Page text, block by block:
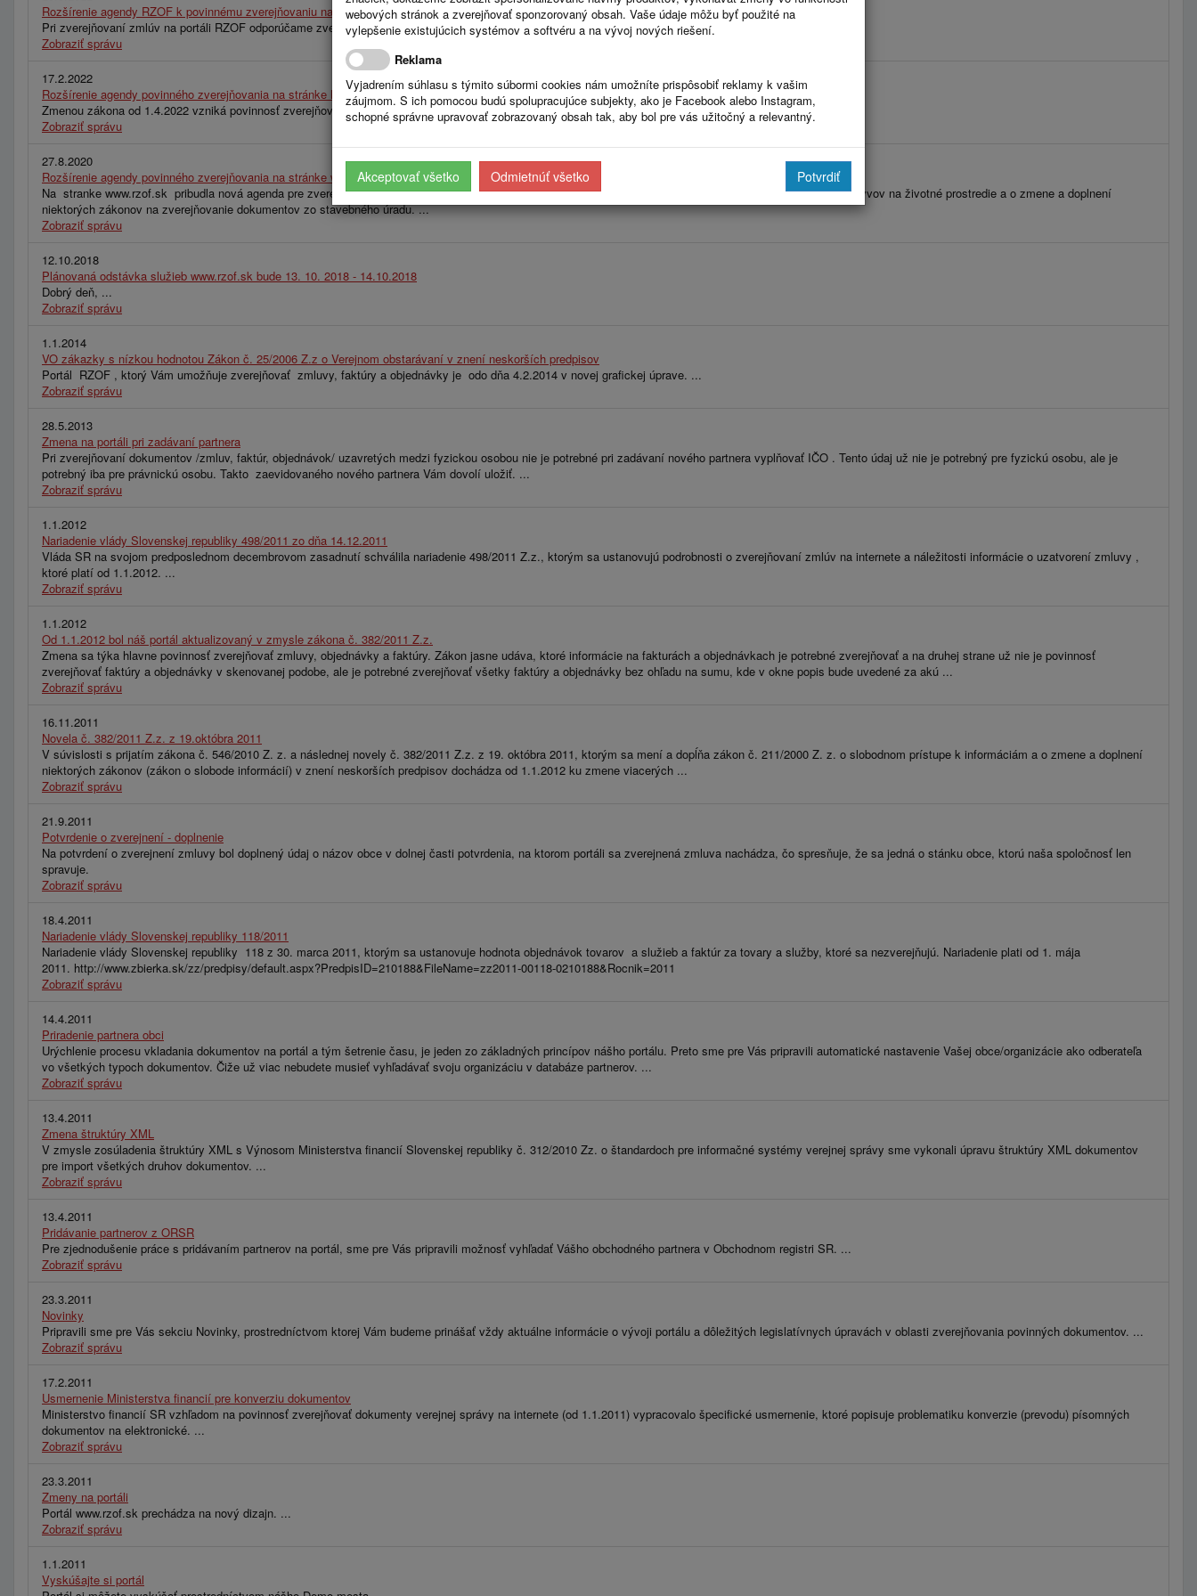
Rozšírenie agendy RZOF k povinnému zverejňovaniu na stránke https://www.crz.gov.sk/
Pri zverejňovaní zmlúv na portáli RZOF odporúčame zverejňovať na RZOF.sk zmluvy tak, ako vyžaduje nariadenie. ...
Zobraziť správu
17.2.2022
Rozšírenie agendy povinného zverejňovania na stránke https://www.crz.gov.sk/ : CENTRÁLNY REGISTER ZMLÚV
Zmenou zákona od 1.4.2022 vzniká povinnosť zverejňovania údajov pre obce na https://www.crz.gov.sk/ ( Centrálny register Zmlúv ) ...
Zobraziť správu
27.8.2020
Rozšírenie agendy povinného zverejňovania na stránke www.rzof.sk Úradna Tabuľa: Stavebný úrad
Na stranke www.rzof.sk pribudla nová agenda pre zverejňovanie Úradná Tabuľa: Stavebný úrad, ktorá vyplynula zo zákona č. 24/2006 Z.z. o posudzovaní vplyvov na životné prostredie a o zmene a doplnení
niektorých zákonov na zverejňovanie dokumentov zo stavebného úradu. ...
Zobraziť správu
12.10.2018
Plánovaná odstávka služieb www.rzof.sk bude 13. 10. 2018 - 14.10.2018
Dobrý deň, ...
Zobraziť správu
1.1.2014
VO zákazky s nízkou hodnotou Zákon č. 25/2006 Z.z o Verejnom obstarávaní v znení neskorších predpisov
Portál RZOF , ktorý Vám umožňuje zverejňovať zmluvy, faktúry a objednávky je odo dňa 4.2.2014 v novej grafickej úprave. ...
Zobraziť správu
28.5.2013
Zmena na portáli pri zadávaní partnera
Pri zverejňovaní dokumentov /zmluv, faktúr, objednávok/ uzavretých medzi fyzickou osobou nie je potrebné pri zadávaní nového partnera vyplňovať IČO . Tento údaj už nie je potrebný pre fyzickú osobu, ale je
potrebný iba pre právnickú osobu. Takto zaevidovaného nového partnera Vám dovolí uložiť. ...
Zobraziť správu
1.1.2012
Nariadenie vlády Slovenskej republiky 498/2011 zo dňa 14.12.2011
Vláda SR na svojom predposlednom decembrovom zasadnutí schválila nariadenie 498/2011 Z.z., ktorým sa ustanovujú podrobnosti o zverejňovaní zmlúv na internete a náležitosti informácie o uzatvorení zmluvy ,
ktoré platí od 1.1.2012. ...
Zobraziť správu
1.1.2012
Od 1.1.2012 bol náš portál aktualizovaný v zmysle zákona č. 382/2011 Z.z.
Zmena sa týka hlavne povinnosť zverejňovať zmluvy, objednávky a faktúry. Zákon jasne udáva, ktoré informácie na fakturách a objednávkach je potrebné zverejňovať a na druhej strane už nie je povinnosť
zverejňovať faktúry a objednávky v skenovanej podobe, ale je potrebné zverejňovať všetky faktúry a objednávky bez ohľadu na sumu, kde v okne popis bude uvedené za akú ...
Zobraziť správu
16.11.2011
Novela č. 382/2011 Z.z. z 19.októbra 2011
V súvislosti s prijatím zákona č. 546/2010 Z. z. a následnej novely č. 382/2011 Z.z. z 19. októbra 2011, ktorým sa mení a dopĺňa zákon č. 211/2000 Z. z. o slobodnom prístupe k informáciám a o zmene a doplnení
niektorých zákonov (zákon o slobode informácií) v znení neskorších predpisov dochádza od 1.1.2012 ku zmene viacerých ...
Zobraziť správu
21.9.2011
Potvrdenie o zverejnení - doplnenie
Na potvrdení o zverejnení zmluvy bol doplnený údaj o názov obce v dolnej časti potvrdenia, na ktorom portáli sa zverejnená zmluva nachádza, čo spresňuje, že sa jedná o stánku obce, ktorú naša spoločnosť len
spravuje.
Zobraziť správu
18.4.2011
Nariadenie vlády Slovenskej republiky 118/2011
Nariadenie vlády Slovenskej republiky 118 z 30. marca 2011, ktorým sa ustanovuje hodnota objednávok tovarov a služieb a faktúr za tovary a služby, ktoré sa nezverejňujú. Nariadenie plati od 1. mája
2011. http://www.zbierka.sk/zz/predpisy/default.aspx?PredpisID=210188&FileName=zz2011-00118-0210188&Rocnik=2011
Zobraziť správu
14.4.2011
Priradenie partnera obci
Urýchlenie procesu vkladania dokumentov na portál a tým šetrenie času, je jeden zo základných princípov nášho portálu. Preto sme pre Vás pripravili automatické nastavenie Vašej obce/organizácie ako odberateľa
vo všetkých typoch dokumentov. Čiže už viac nebudete musieť vyhľadávať svoju organizáciu v databáze partnerov. ...
Zobraziť správu
13.4.2011
Zmena štruktúry XML
V zmysle zosúladenia štruktúry XML s Výnosom Ministerstva financií Slovenskej republiky č. 312/2010 Zz. o štandardoch pre informačné systémy verejnej správy sme vykonali úpravu štruktúry XML dokumentov
pre import všetkých druhov dokumentov. ...
Zobraziť správu
13.4.2011
Pridávanie partnerov z ORSR
Pre zjednodušenie práce s pridávaním partnerov na portál, sme pre Vás pripravili možnosť vyhľadať Vášho obchodného partnera v Obchodnom registri SR. ...
Zobraziť správu
23.3.2011
Novinky
Pripravili sme pre Vás sekciu Novinky, prostredníctvom ktorej Vám budeme prinášať vždy aktuálne informácie o vývoji portálu a dôležitých legislatívnych úpravách v oblasti zverejňovania povinných dokumentov. ...
Zobraziť správu
17.2.2011
Usmernenie Ministerstva financií pre konverziu dokumentov
Ministerstvo financií SR vzhľadom na povinnosť zverejňovať dokumenty verejnej správy na internete (od 1.1.2011) vypracovalo špecifické usmernenie, ktoré popisuje problematiku konverzie (prevodu) písomných
dokumentov na elektronické. ...
Zobraziť správu
23.3.2011
Zmeny na portáli
Portál www.rzof.sk prechádza na nový dizajn. ...
Zobraziť správu
1.1.2011
Vyskúšajte si portál
webových stránok a zverejňovať sponzorovaný obsah. Vaše údaje môžu byť použité na
vylepšenie existujúcich systémov a softvéru a na vývoj nových riešení.
Reklama
Vyjadrením súhlasu s týmito súbormi cookies nám umožníte prispôsobiť reklamy k vašim
záujmom. S ich pomocou budú spolupracujúce subjekty, ako je Facebook alebo Instagram,
schopné správne upravovať zobrazovaný obsah tak, aby bol pre vás užitočný a relevantný.
Akceptovať všetko Odmietnúť všetko Potvrdiť